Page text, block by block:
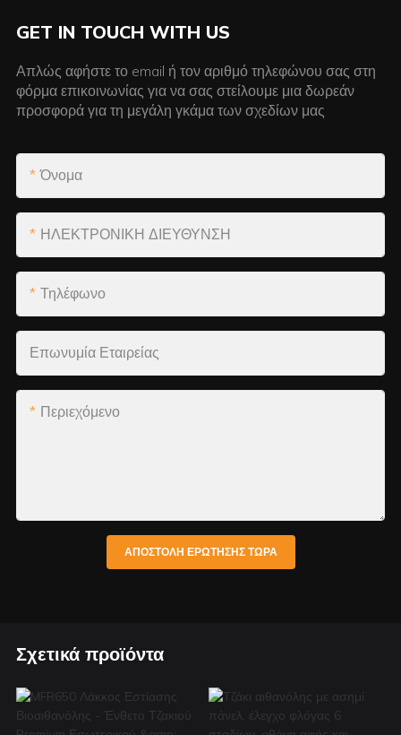
GET IN TOUCH WITH US
Απλώς αφήστε το email ή τον αριθμό τηλεφώνου σας στη
φόρμα επικοινωνίας για να σας στείλουμε μια δωρεάν
προσφορά για τη μεγάλη γκάμα των σχεδίων μας
Όνομα
ΗΛΕΚΤΡΟΝΙΚΗ ΔΙΕΥΘΥΝΣΗ
Τηλέφωνο
Επωνυμία Εταιρείας
Περιεχόμενο
ΑΠΟΣΤΟΛΉ ΕΡΏΤΗΣΗΣ ΤΏΡΑ
Σχετικά προϊόντα